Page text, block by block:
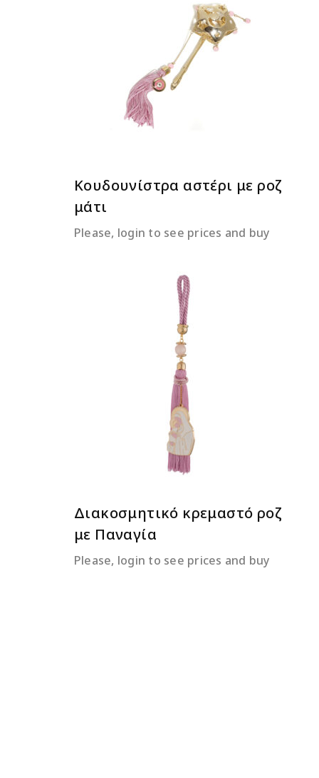
ΔΙΑΒΆΣΤΕ ΠΕΡΙΣΣΌΤΕΡΑ
Κουδουνίστρα αστέρι με ροζ
μάτι
Please, login to see prices and buy
ΔΙΑΒΆΣΤΕ ΠΕΡΙΣΣΌΤΕΡΑ
Διακοσμητικό κρεμαστό ροζ
με Παναγία
Please, login to see prices and buy